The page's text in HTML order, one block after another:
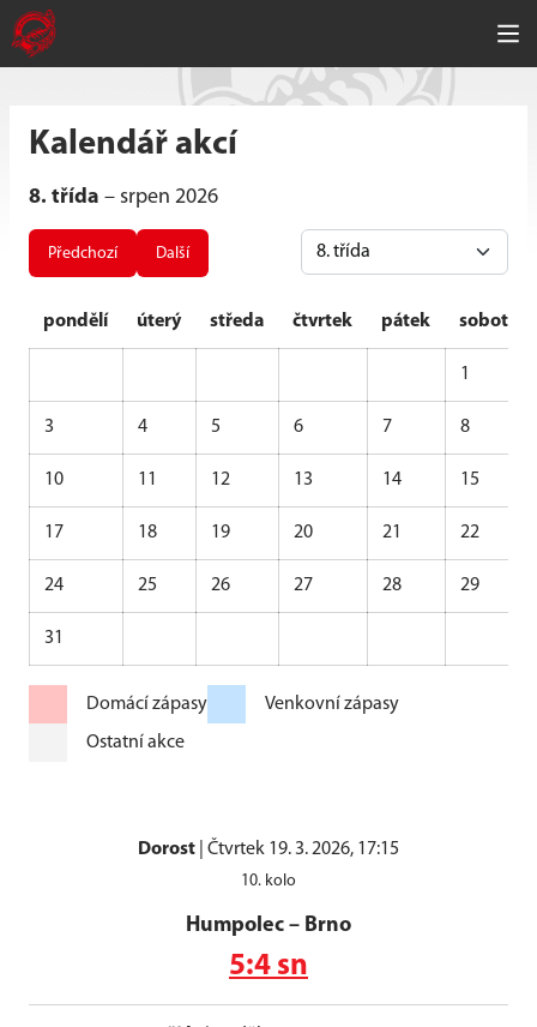
Kalendář akcí
8. třída – srpen 2026
Předchozí Další
pondělí úterý středa čtvrtek pátek sobota
1
3 4 5 6 7 8
10 11 12 13 14 15
17 18 19 20 21 22
24 25 26 27 28 29
31
Domácí zápasy
Venkovní zápasy
Ostatní akce
Dorost Čtvrtek 19. 3. 2026, 17:15
10. kolo
Humpolec – Brno
5:4 sn